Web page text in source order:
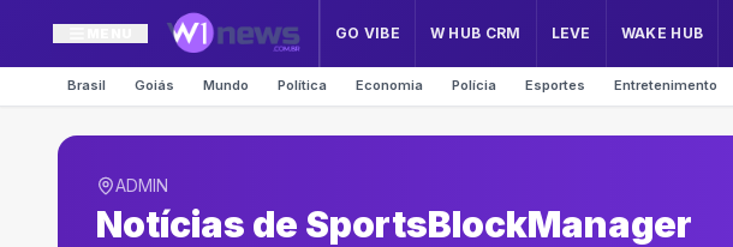
GO VIBE W HUB CRM LEVE WAKE HUB
Brasil Goiás Mundo Política Economia Polícia Esportes Entretenimento
ADMIN
Notícias de SportsBlockManager